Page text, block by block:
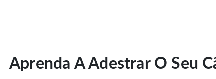
Aprenda A Adestrar O Seu